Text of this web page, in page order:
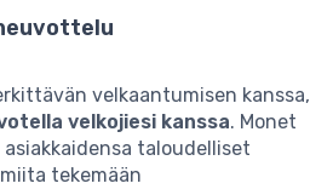
velkaantumisen kanssa,
velkojiesi kanssa. Monet
taloudelliset
tekemään